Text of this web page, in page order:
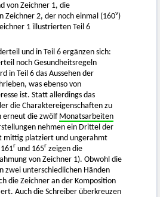
von Zeichner 1, die
Zeichner 2, der noch einmal (160v)
1 illustrierten Teil 6
und in Teil 6 ergänzen sich:
noch Gesundheitsregeln
in Teil 6 das Aussehen der
was ebenso von
ist. Statt allerdings das
die Charaktereigenschaften zu
erneut die zwölf Monatsarbeiten
nehmen ein Drittel der
mittig platziert und ungerahmt
r und 165r zeigen die
von Zeichner 1). Obwohl die
zwei unterschiedlichen Händen
die Zeichner an der Komposition
Auch die Schreiber überkreuzen